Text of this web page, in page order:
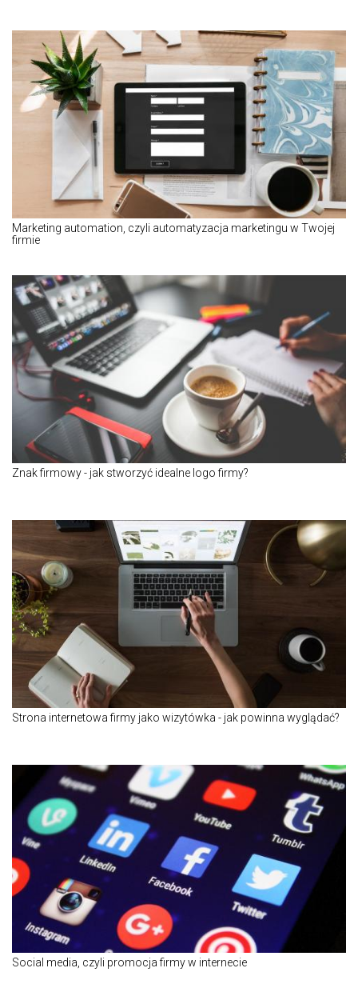
Marketing automation, czyli automatyzacja marketingu w Twojej
firmie
Znak firmowy - jak stworzyć idealne logo firmy?
Strona internetowa firmy jako wizytówka - jak powinna wyglądać?
Social media, czyli promocja firmy w internecie